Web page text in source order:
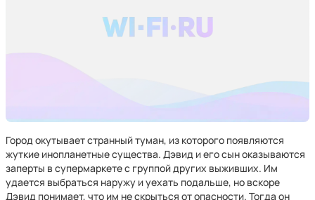
Город окутывает странный туман, из которого появляются
жуткие инопланетные существа. Дэвид и его сын оказываются
заперты в супермаркете с группой других выживших. Им
удается выбраться наружу и уехать подальше, но вскоре
Дэвид понимает, что им не скрыться от опасности. Тогда он